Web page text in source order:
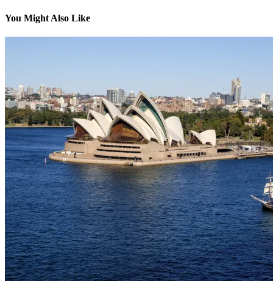
You Might Also Like